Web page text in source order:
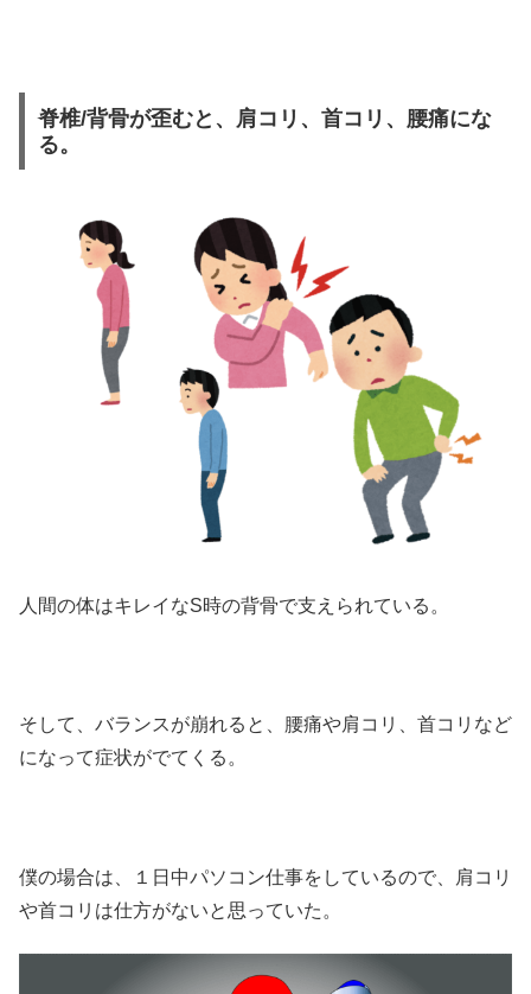
脊椎/背骨が歪むと、肩コリ、首コリ、腰痛にな
る。
人間の体はキレイなS時の背骨で支えられている。
そして、バランスが崩れると、腰痛や肩コリ、首コリなど
になって症状がでてくる。
僕の場合は、１日中パソコン仕事をしているので、肩コリ
や首コリは仕方がないと思っていた。